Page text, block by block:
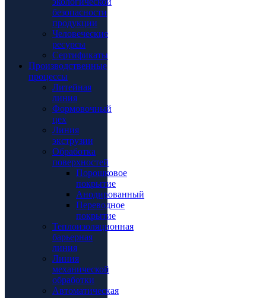
безопасности
продукции
Человеческие
ресурсы
Сертификаты
Производственные
процессы
Литейная
линия
Формовочный
цех
Линия
экструзии
Обработка
поверхностей
Порошковое
покрытие
Анодированный
Переводное
покрытие
Теплоизоляционная
барьерная
линия
Линия
механической
обработки
Автоматическая